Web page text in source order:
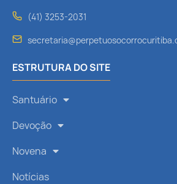
(41) 3253-2031
ESTRUTURA DO SITE
Santuário
Devoção
Novena
Notícias